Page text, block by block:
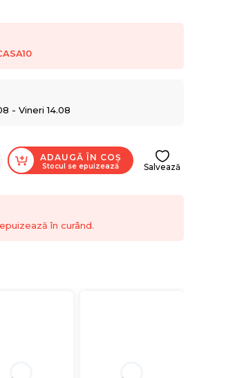
- Vineri 14.08
ADAUGĂ ÎN COȘ
Stocul se epuizează Salvează
în curând.